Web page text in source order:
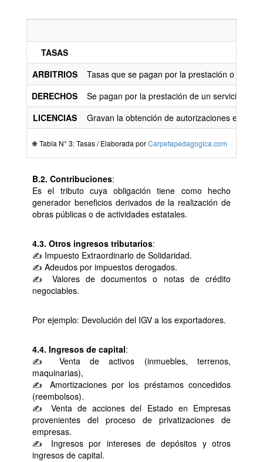
TASAS
ARBITRIOS
Tasas que se pagan por la prestación o
DERECHOS
Se pagan por la prestación de un servicio
LICENCIAS
Gravan la obtención de autorizaciones
❋ Tabla N° 3: Tasas / Elaborada porCarpetapedagogica.com
B.2. Contribuciones:
Es el tributo cuya obligación tiene como hecho
generador beneficios derivados de la realización de
obras públicas o de actividades estatales.
4.3. Otros ingresos tributarios:
✍ Impuesto Extraordinario de Solidaridad.
✍ Adeudos por impuestos derogados.
✍ Valores de documentos o notas de crédito
negociables.
Por ejemplo: Devolución del IGV a los exportadores.
4.4. Ingresos de capital:
✍ Venta de activos (inmuebles, terrenos,
maquinarias),
✍ Amortizaciones por los préstamos concedidos
(reembolsos).
✍ Venta de acciones del Estado en Empresas
provenientes del proceso de privatizaciones de
empresas.
✍ Ingresos por intereses de depósitos y otros
ingresos de capital.